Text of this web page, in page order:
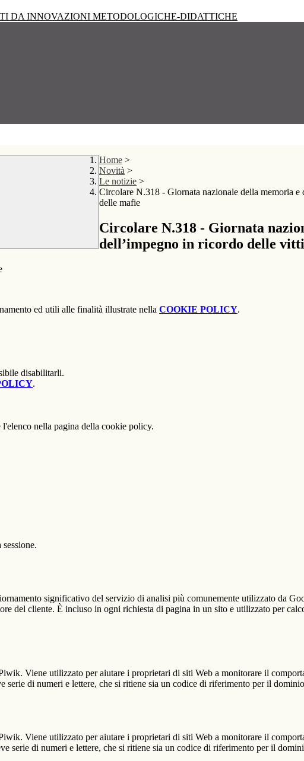
DA INNOVAZIONI METODOLOGICHE-DIDATTICHE
Home >
Novità >
Le notizie >
Circolare N.318 - Giornata nazionale della memoria
delle mafie
Circolare N.318 - Giornata
dell’impegno in ricordo delle
ed utili alle finalità illustrate nella COOKIE POLICY.
disabilitarli.
.
nella pagina della cookie policy.
significativo del servizio di analisi più comunemente utilizzato da
del cliente. È incluso in ogni richiesta di pagina in un sito e utilizzato per
Viene utilizzato per aiutare i proprietari di siti Web a monitorare il
di numeri e lettere, che si ritiene sia un codice di riferimento per il
Viene utilizzato per aiutare i proprietari di siti Web a monitorare il
serie di numeri e lettere, che si ritiene sia un codice di riferimento per il